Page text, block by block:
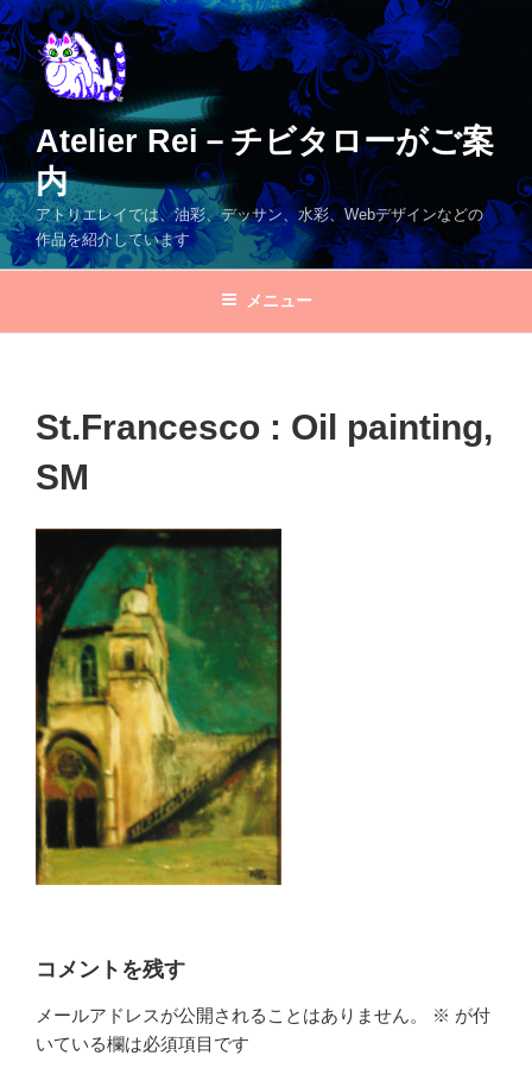
コ
ン
テ
ン
ツ
へ
ス
キ
ッ
プ
Atelier Rei－チビタローがご案
内
アトリエレイでは、油彩、デッサン、水彩、Webデザインなどの
作品を紹介しています
メニュー
St.Francesco : Oil painting,
SM
コメントを残す
メールアドレスが公開されることはありません。 ※ が付
いている欄は必須項目です